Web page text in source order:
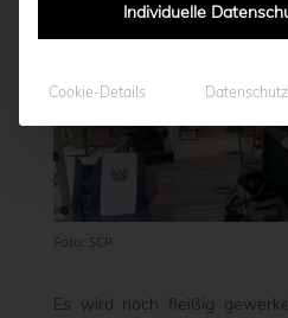
Foto: SCP
Es wird noch fleißig
Individuelle
Cookie-Details